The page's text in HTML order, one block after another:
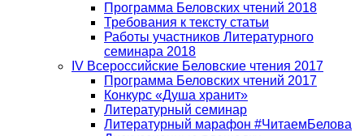
Программа Беловских чтений 2018
Требования к тексту статьи
Работы участников Литературного
семинара 2018
IV Всероссийские Беловские чтения 2017
Программа Беловских чтений 2017
Конкурс «Душа хранит»
Литературный семинар
Литературный марафон #ЧитаемБелова